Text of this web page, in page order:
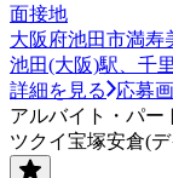
面接地
大阪府池田市満寿
池田(大阪)駅、千
詳細を見る
応募
アルバイト・パー
ツクイ宝塚安倉(